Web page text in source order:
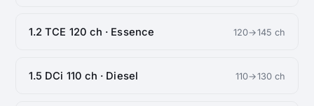
1.2 TCE 120 ch · Essence 120→145 ch
1.5 DCi 110 ch · Diesel 110→130 ch